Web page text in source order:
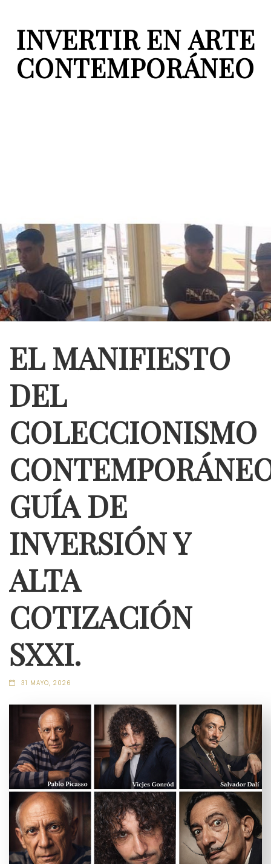
INVERTIR EN ARTE
CONTEMPORÁNEO
EL MANIFIESTO
DEL
COLECCIONISMO
GUÍA DE
INVERSIÓN Y
ALTA
COTIZACIÓN
SXXI.
31 MAYO, 2026